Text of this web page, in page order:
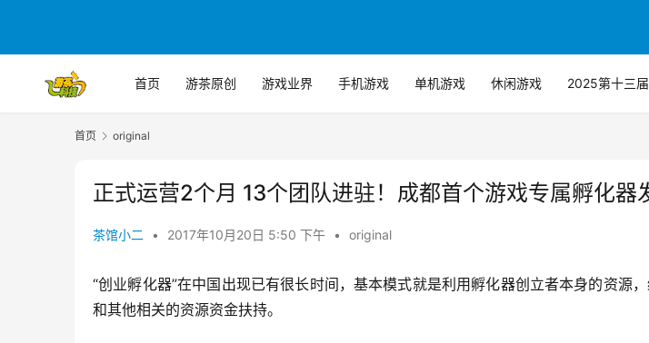
首页 游茶原创 游戏业界 手机游戏 单机游戏 休闲游戏 2025第十三
首页 original
正式运营2个月 13个团队进驻！成都首个游戏专属孵化器
茶馆小二 • 2017年10月20日 5:50 下午 • original
“创业孵化器”在中国出现已有很长时间，基本模式就是利用孵化器创立者本身的资源
和其他相关的资源资金扶持。